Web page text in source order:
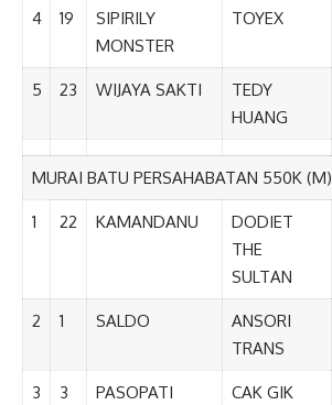
4 19
SIPIRILY
MONSTER
TOYEX
5 23 WIJAYA SAKTI
TEDY
HUANG
MURAI BATU PERSAHABATAN 550K (M)
1 22 KAMANDANU
DODIET
THE
SULTAN
2 1 SALDO
ANSORI
TRANS
3 3 PASOPATI CAK GIK